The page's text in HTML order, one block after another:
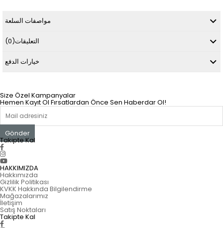
مواصفات السلعة
التعليقات(0)
خيارات الدفع
Size Özel Kampanyalar
Hemen Kayıt Ol Fırsatlardan Önce Sen Haberdar Ol!
Gönder
Takipte Kal
HAKKIMIZDA
Hakkımızda
Gizlilik Politikası
KVKK Hakkında Bilgilendirme
Mağazalarımız
İletişim
Satış Noktaları
Takipte Kal